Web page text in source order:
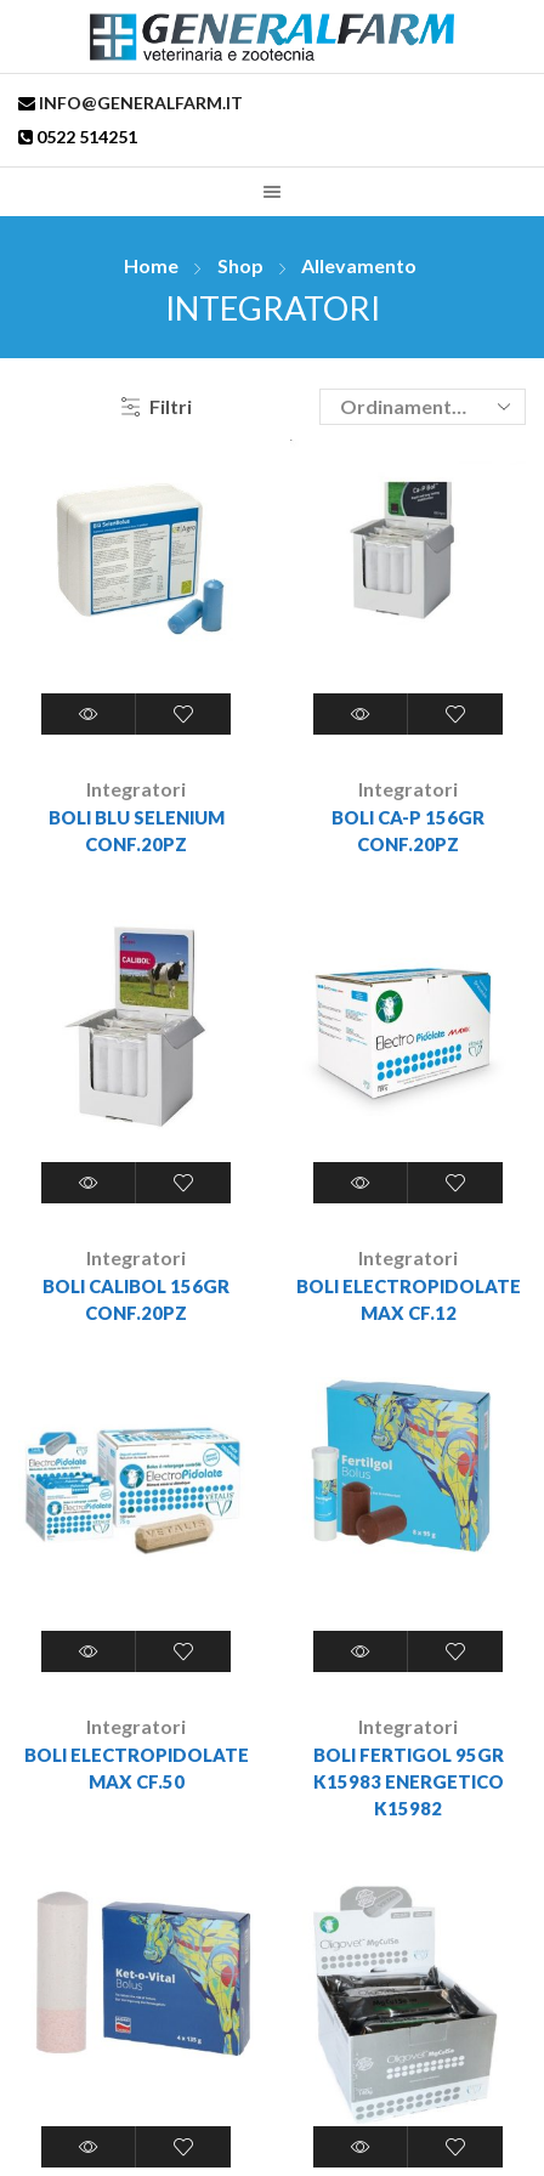
INFO@GENERALFARM.IT
0522 514251
Home Shop Allevamento
INTEGRATORI
Filtri
Integratori
BOLI BLU SELENIUM
CONF.20PZ
Integratori
BOLI CA-P 156GR
CONF.20PZ
Integratori
BOLI CALIBOL 156GR
CONF.20PZ
Integratori
BOLI ELECTROPIDOLATE
MAX CF.12
Integratori
BOLI ELECTROPIDOLATE
MAX CF.50
Integratori
BOLI FERTIGOL 95GR
K15983 ENERGETICO
K15982